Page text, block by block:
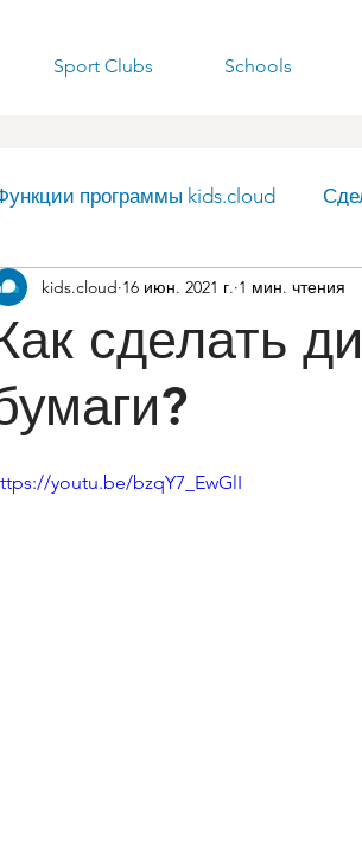
Sport Clubs Schools
программы kids.cloud
Люксембург
сделать
kids.cloud 16 июн. 2021 г. 1 мин. чтения
youtu.be/bzqY7_EwGlI